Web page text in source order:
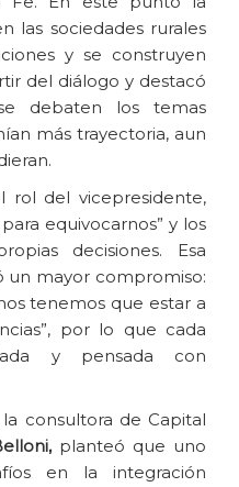
las sociedades rurales
y se construyen
del diálogo y destacó
debaten los temas
más trayectoria, aun
rol del vicepresidente,
equivocarnos” y los
decisiones. Esa
un mayor compromiso:
tenemos que estar a
por lo que cada
y pensada con
consultora de Capital
planteó que uno
en la integración